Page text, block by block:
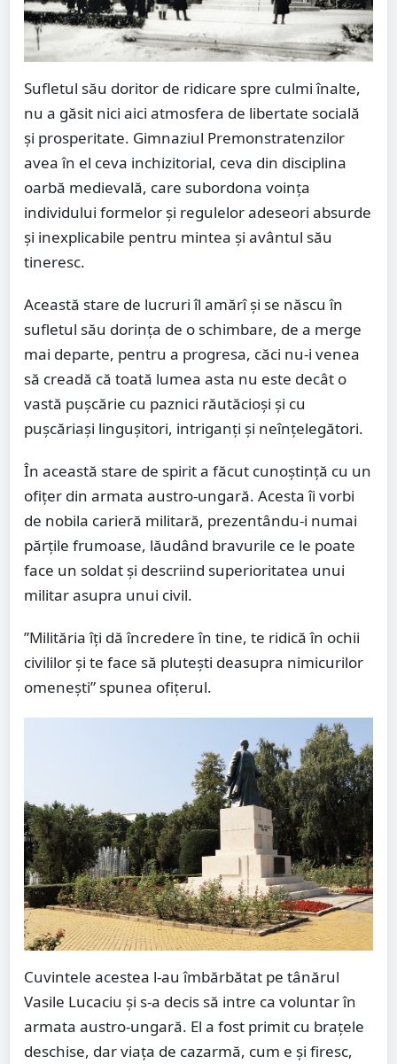
Sufletul său doritor de ridicare spre culmi înalte,
nu a găsit nici aici atmosfera de libertate socială
şi prosperitate. Gimnaziul Premonstratenzilor
avea în el ceva inchizitorial, ceva din disciplina
oarbă medievală, care subordona voinţa
individului formelor şi regulelor adeseori absurde
şi inexplicabile pentru mintea şi avântul său
tineresc.
Această stare de lucruri îl amărî şi se născu în
sufletul său dorinţa de o schimbare, de a merge
mai departe, pentru a progresa, căci nu-i venea
să creadă că toată lumea asta nu este decât o
vastă puşcărie cu paznici răutăcioşi şi cu
puşcăriaşi linguşitori, intriganţi şi neînţelegători.
În această stare de spirit a făcut cunoştinţă cu un
ofiţer din armata austro-ungară. Acesta îi vorbi
de nobila carieră militară, prezentându-i numai
părţile frumoase, lăudând bravurile ce le poate
face un soldat şi descriind superioritatea unui
militar asupra unui civil.
”Milităria îţi dă încredere în tine, te ridică în ochii
civililor şi te face să pluteşti deasupra nimicurilor
omeneşti” spunea ofiţerul.
Cuvintele acestea l-au îmbărbătat pe tânărul
Vasile Lucaciu şi s-a decis să intre ca voluntar în
armata austro-ungară. El a fost primit cu braţele
deschise, dar viaţa de cazarmă, cum e şi firesc,